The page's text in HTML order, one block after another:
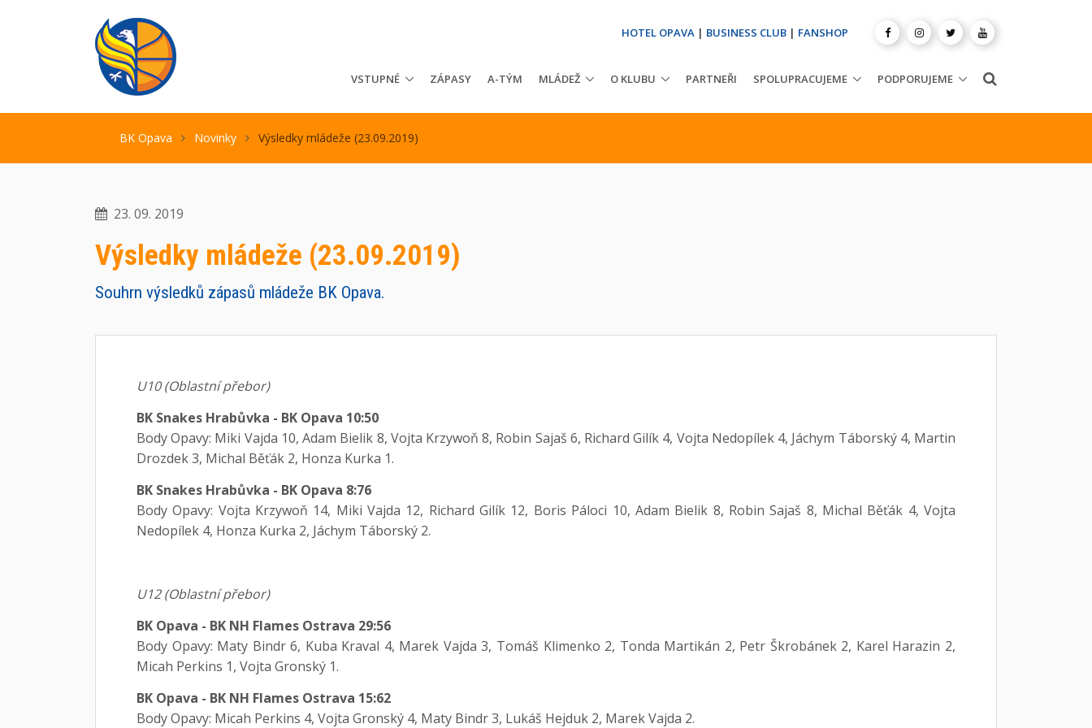
HOTEL OPAVA | BUSINESS CLUB | FANSHOP
VSTUPNÉ ZÁPASY A-TÝM MLÁDEŽ O KLUBU PARTNEŘI SPOLUPRACUJEME PODPORUJEME
BK Opava Novinky Výsledky mládeže (23.09.2019)
23. 09. 2019
Výsledky mládeže (23.09.2019)
Souhrn výsledků zápasů mládeže BK Opava.
U10 (Oblastní přebor)
BK Snakes Hrabůvka - BK Opava 10:50
Body Opavy: Miki Vajda 10, Adam Bielik 8, Vojta Krzywoň 8, Robin Sajaš 6, Richard Gilík 4, Vojta Nedopílek 4, Jáchym Táborský 4, Martin
Drozdek 3, Michal Běťák 2, Honza Kurka 1.
BK Snakes Hrabůvka - BK Opava 8:76
Body Opavy: Vojta Krzywoň 14, Miki Vajda 12, Richard Gilík 12, Boris Páloci 10, Adam Bielik 8, Robin Sajaš 8, Michal Běťák 4, Vojta
Nedopílek 4, Honza Kurka 2, Jáchym Táborský 2.
U12 (Oblastní přebor)
BK Opava - BK NH Flames Ostrava 29:56
Body Opavy: Maty Bindr 6, Kuba Kraval 4, Marek Vajda 3, Tomáš Klimenko 2, Tonda Martikán 2, Petr Škrobánek 2, Karel Harazin 2,
Micah Perkins 1, Vojta Gronský 1.
BK Opava - BK NH Flames Ostrava 15:62
Body Opavy: Micah Perkins 4, Vojta Gronský 4, Maty Bindr 3, Lukáš Hejduk 2, Marek Vajda 2.